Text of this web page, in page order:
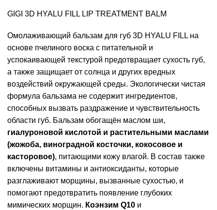
GIGI 3D HYALU FILL LIP TREATMENT BALM
Омолаживающий бальзам для губ 3D HYALU FILL на
основе пчелиного воска с питательной и
успокаивающей текстурой предотвращает сухость губ,
а также защищает от солнца и других вредных
воздействий окружающей среды. Экологически чистая
формула бальзама не содержит ингредиентов,
способных вызвать раздражение и чувствительность
области губ. Бальзам обогащён маслом ши,
гиалуроновой кислотой и растительными маслами
(жожоба, виноградной косточки, кокосовое и
касторовое), питающими кожу влагой. В состав также
включены витамины и антиоксиданты, которые
разглаживают морщины, вызванные сухостью, и
помогают предотвратить появление глубоких
мимических морщин. Коэнзим Q10 и